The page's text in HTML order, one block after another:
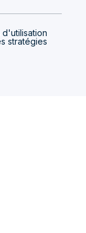
stratégies